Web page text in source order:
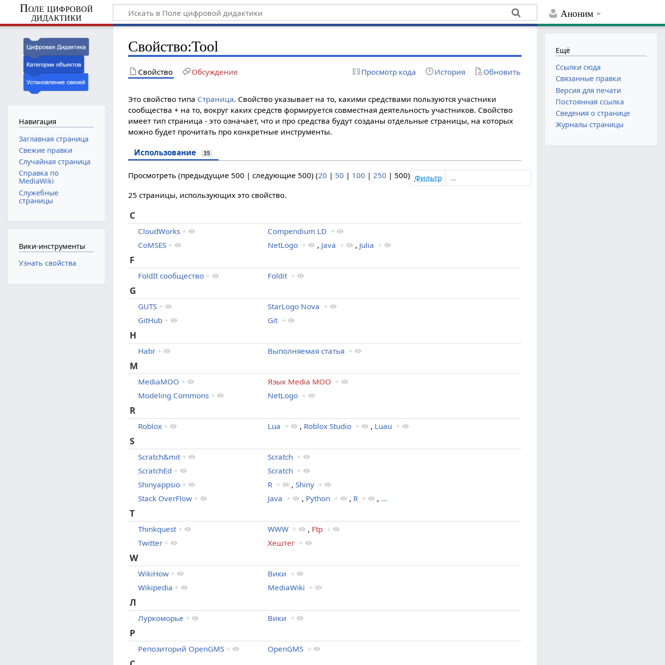
Аноним
Поле цифровой
дидактики
Свойство:Tool
Свойство Обсуждение Просмотр кода История Обновить
Это свойство типа Страница. Свойство указывает на то, какими средствами пользуются участники
сообщества + на то, вокруг каких средств формируется совместная деятельность участников. Свойство
имеет тип страница - это означает, что и про средства будут созданы отдельные страницы, на которых
можно будет прочитать про конкретные инструменты.
Использование 35
Просмотреть (предыдущие 500 |следующие 500) (20 | 50 | 100 |250 | 500) Фильтр
25 страницы, использующих это свойство.
C
CloudWorks + Compendium LD +
CoMSES + NetLogo + , Java + , Julia +
F
FoldIt сообщество + Foldit +
G
GUTS + StarLogo Nova +
GitHub + Git +
H
Habr + Выполняемая статья +
M
MediaMOO + Язык Media MOO +
Modeling Commons + NetLogo +
R
Roblox + Lua + , Roblox Studio + , Luau +
S
Scratch&mit + Scratch +
ScratchEd + Scratch +
Shinyappsio + R + ,Shiny +
Stack OverFlow + Java + , Python + , R + , …
T
Thinkquest + WWW + , Ftp +
Twitter + Хештег +
W
WikiHow + Вики +
Wikipedia + MediaWiki +
Л
Луркоморье + Вики +
Р
Репозиторий OpenGMS + OpenGMS +
Навигация
Заглавная страница
Свежие правки
Случайная страница
Справка по
MediaWiki
Служебные
страницы
Вики-инструменты
Узнать свойства
Ещё
Ссылки сюда
Связанные правки
Версия для печати
Постоянная ссылка
Сведения о странице
Журналы страницы